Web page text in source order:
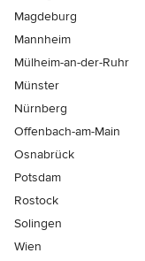
Magdeburg
Mannheim
Mülheim-an-der-Ruhr
Münster
Nürnberg
Offenbach-am-Main
Osnabrück
Potsdam
Rostock
Solingen
Wien